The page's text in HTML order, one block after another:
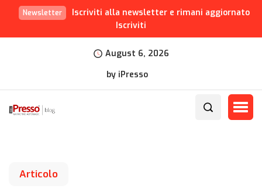
Newsletter
Iscriviti alla newsletter e rimani aggiornato
Iscriviti
August 6, 2026
by iPresso
Articolo